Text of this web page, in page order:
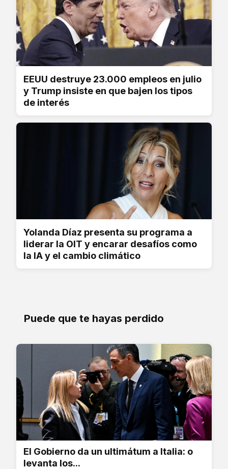
EEUU destruye 23.000 empleos en julio
y Trump insiste en que bajen los tipos
de interés
Yolanda Díaz presenta su programa a
liderar la OIT y encarar desafíos como
la IA y el cambio climático
Puede que te hayas perdido
El Gobierno da un ultimátum a Italia: o
levanta los...